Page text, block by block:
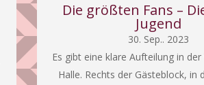
Die größten Fans –
Jugend
30. Sep.. 2023
Es gibt eine klare Aufteilung in
Halle. Rechts der Gästeblock, in